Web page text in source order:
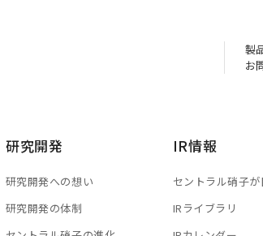
製
お
研究開発
研究開発への想い
研究開発の体制
IR情報
セントラル硝子
IRライブラリ